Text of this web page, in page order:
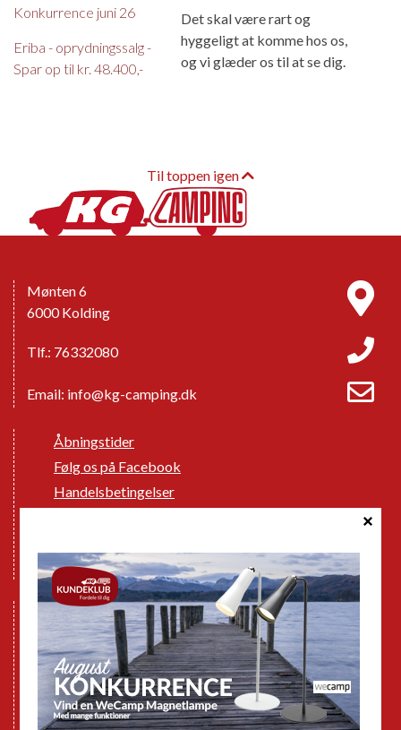
Konkurrence juni 26
Eriba - oprydningssalg -
Spar op til kr. 48.400,-
Det skal være rart og
hyggeligt at komme hos os,
og vi glæder os til at se dig.
Til toppen igen
Mønten 6
6000 Kolding
Tlf.: 76332080
Email: info@kg-camping.dk
Åbningstider
Følg os på Facebook
Handelsbetingelser
GPDR - Optagelse af foto og video
Nye Campingvogne
Nye Autocampere og Vans
Brugte Campingvogne
Brugte Autocampere og Vans
Webshop